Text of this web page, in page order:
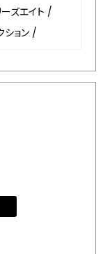
ズエイト /
ション /